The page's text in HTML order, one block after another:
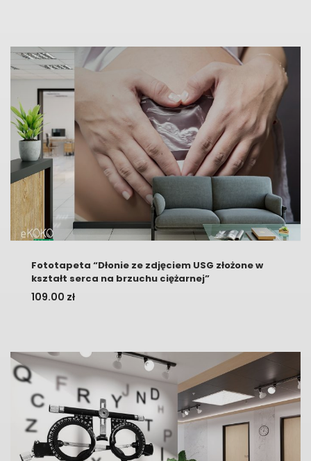
Fototapeta “Dłonie ze zdjęciem USG złożone w
kształt serca na brzuchu ciężarnej”
109.00 zł